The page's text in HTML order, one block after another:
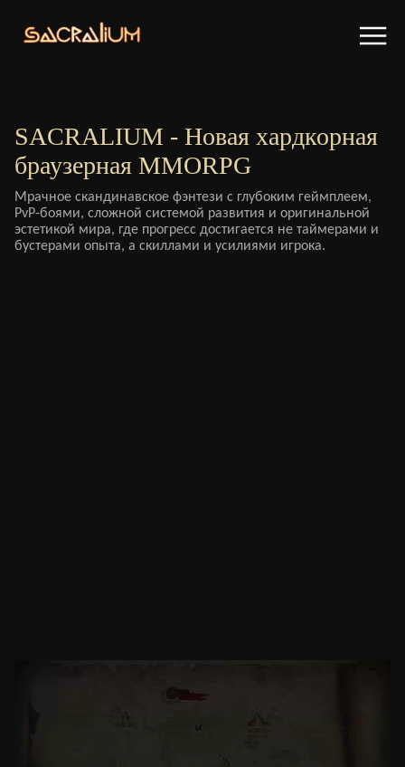
SACRALIUM - Новая хардкорная
браузерная MMORPG
Мрачное скандинавское фэнтези с глубоким геймплеем,
PvP-боями, сложной системой развития и оригинальной
эстетикой мира, где прогресс достигается не таймерами и
бустерами опыта, а скиллами и усилиями игрока.